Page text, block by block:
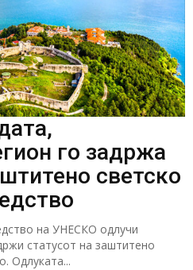
го задржа
светско
на УНЕСКО одлучи
статусот на заштитено
Одлуката...